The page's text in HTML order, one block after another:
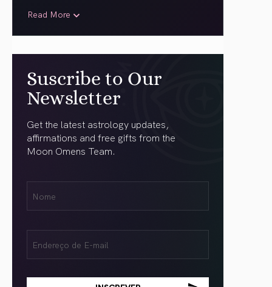
Read More
Suscribe to Our
Newsletter
Get the latest astrology updates,
affirmations and free gifts from the
Moon Omens Team.
(obrigatório)
(obrigatório)